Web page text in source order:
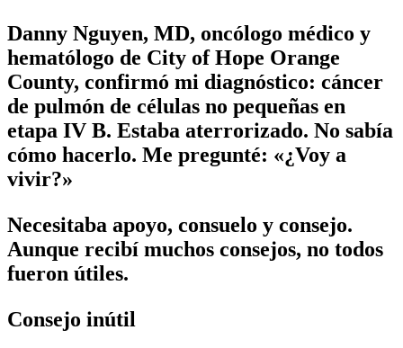
Danny Nguyen, MD, oncólogo médico y
hematólogo de City of Hope Orange
County, confirmó mi diagnóstico: cáncer
de pulmón de células no pequeñas en
etapa IV B. Estaba aterrorizado. No sabía
cómo hacerlo. Me pregunté: «¿Voy a
vivir?»
Necesitaba apoyo, consuelo y consejo.
Aunque recibí muchos consejos, no todos
fueron útiles.
Consejo inútil